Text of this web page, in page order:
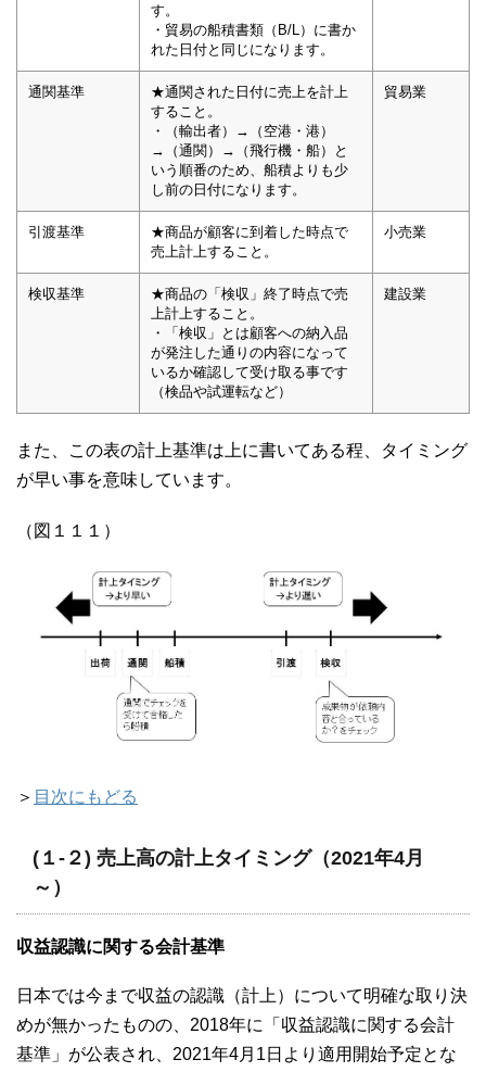
す。
・貿易の船積書類（B/L）に書か
れた日付と同じになります。
通関基準
★通関された日付に売上を計上
すること。
・（輸出者）→（空港・港）
→（通関）→（飛行機・船）と
いう順番のため、船積よりも少
し前の日付になります。
貿易業
引渡基準
★商品が顧客に到着した時点で
売上計上すること。
小売業
検収基準
★商品の「検収」終了時点で売
上計上すること。
・「検収」とは顧客への納入品
が発注した通りの内容になって
いるか確認して受け取る事です
（検品や試運転など）
建設業
また、この表の計上基準は上に書いてある程、タイミング
が早い事を意味しています。
（図１１１）
＞ 目次にもどる
(１-２) 売上高の計上タイミング（2021年4月
～）
収益認識に関する会計基準
日本では今まで収益の認識（計上）について明確な取り決
めが無かったものの、2018年に「収益認識に関する会計
基準」が公表され、2021年4月1日より適用開始予定とな